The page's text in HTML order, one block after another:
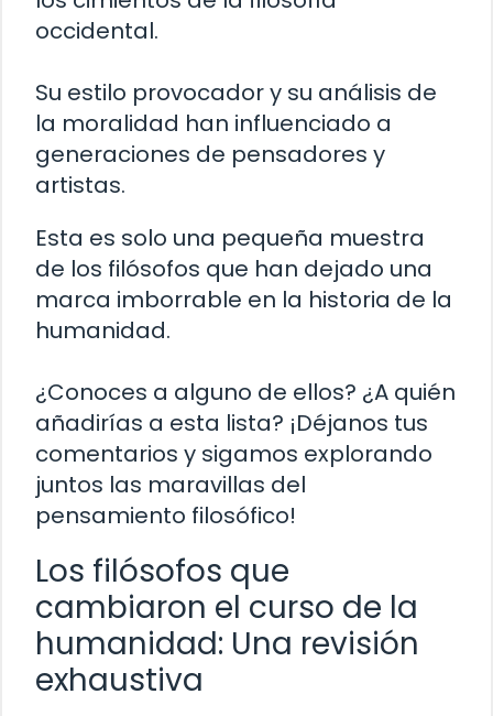
occidental.
Su estilo provocador y su análisis de
la moralidad han influenciado a
generaciones de pensadores y
artistas.
Esta es solo una pequeña muestra
de los filósofos que han dejado una
marca imborrable en la historia de la
humanidad.
¿Conoces a alguno de ellos? ¿A quién
añadirías a esta lista? ¡Déjanos tus
comentarios y sigamos explorando
juntos las maravillas del
pensamiento filosófico!
Los filósofos que
cambiaron el curso de la
humanidad: Una revisión
exhaustiva